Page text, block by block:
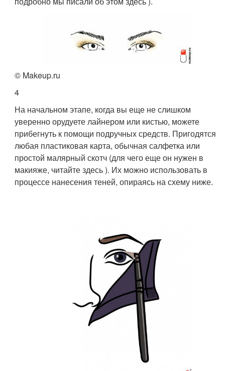
© Makeup.ru
4
На начальном этапе, когда вы еще не слишком
уверенно орудуете лайнером или кистью, можете
прибегнуть к помощи подручных средств. Пригодятся
любая пластиковая карта, обычная салфетка или
простой малярный скотч (для чего еще он нужен в
макияже, читайте здесь ). Их можно использовать в
процессе нанесения теней, опираясь на схему ниже.